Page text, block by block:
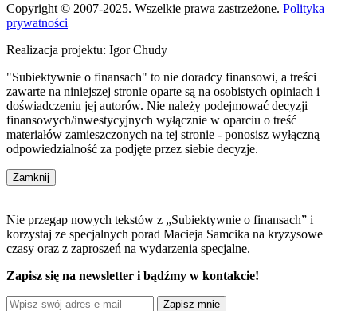
Copyright © 2007-2025. Wszelkie prawa zastrzeżone. Polityka
prywatności
Realizacja projektu: Igor Chudy
"Subiektywnie o finansach" to nie doradcy finansowi, a treści
zawarte na niniejszej stronie oparte są na osobistych opiniach i
doświadczeniu jej autorów. Nie należy podejmować decyzji
finansowych/inwestycyjnych wyłącznie w oparciu o treść
materiałów zamieszczonych na tej stronie - ponosisz wyłączną
odpowiedzialność za podjęte przez siebie decyzje.
Zamknij
Nie przegap nowych tekstów z „Subiektywnie o finansach” i
korzystaj ze specjalnych porad Macieja Samcika na kryzysowe
czasy oraz z zaproszeń na wydarzenia specjalne.
Zapisz się na newsletter i bądźmy w kontakcie!
Zapisz mnie